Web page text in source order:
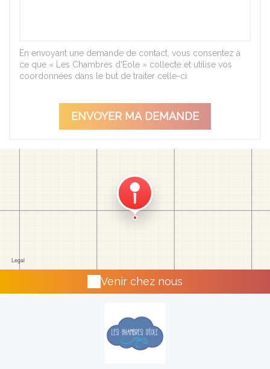
En envoyant une demande de contact, vous consentez à
ce que « Les Chambres d'Eole » collecte et utilise vos
coordonnées dans le but de traiter celle-ci.
Venir chez nous